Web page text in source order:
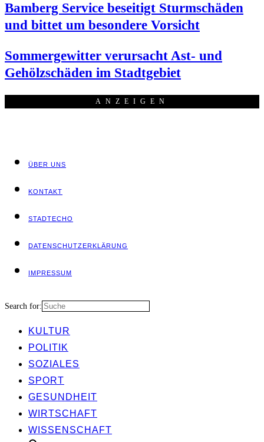
Bam­berg Ser­vice besei­tigt Sturm­schä­den
und bit­tet um beson­de­re Vorsicht
Som­mer­ge­wit­ter ver­ur­sacht Ast- und
Gehölz­schä­den im Stadtgebiet
ANZEI­GEN
ÜBER UNS
KON­TAKT
STADT­ECHO
DATEN­SCHUTZ­ER­KLÄ­RUNG
IMPRES­SUM
Search for:
KUL­TUR
POLI­TIK
SOZIA­LES
SPORT
GESUND­HEIT
WIRT­SCHAFT
WIS­SEN­SCHAFT